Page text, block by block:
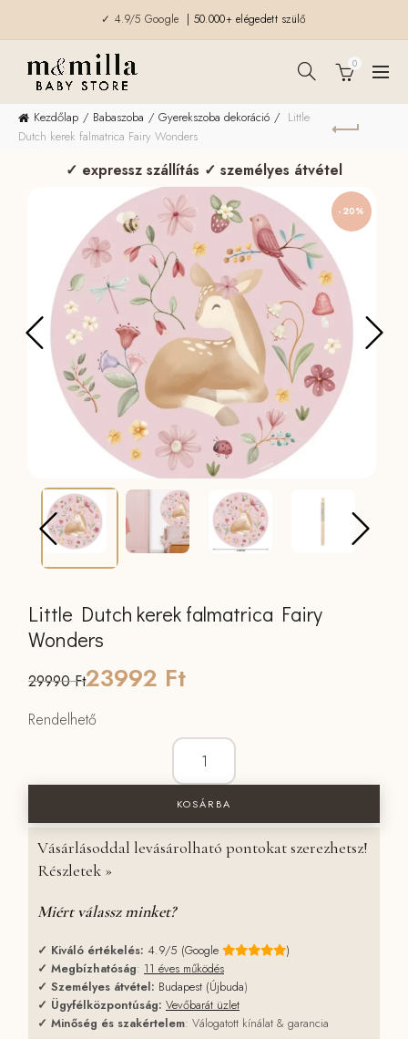
✓ 4.9/5 Google | 50.000+ elégedett szülő
0
Kezdőlap Babaszoba Gyerekszoba dekoráció
Little
Dutch kerek falmatrica Fairy Wonders
✓ expressz szállítás ✓ személyes átvétel
-20%
Little Dutch kerek falmatrica Fairy
Wonders
29990Ft
Original
price
29990 Ft.
23992 Ft
Current
price
23992 Ft.
Rendelhető
Little Dutch kerek falmatrica Fairy
KOSÁRBA
Vásárlásoddal levásárolható pontokat szerezhetsz!
Részletek »
Miért válassz minket?
✓ Kiváló értékelés: 4.9/5 (Google
)
✓ Megbízhatóság: 11 éves működés
✓ Személyes átvétel: Budapest (Újbuda)
✓ Ügyfélközpontúság: Vevőbarát üzlet
✓ Minőség és szakértelem: Válogatott kínálat & garancia